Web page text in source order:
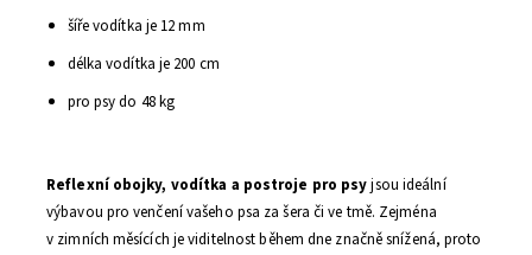
šíře vodítka je 12 mm
délka vodítka je 200 cm
pro psy do 48 kg
Reflexní obojky, vodítka a postroje pro psyjsou ideální
výbavou pro venčení vašeho psa za šera či ve tmě. Zejména
v zimních měsících je viditelnost během dne značně snížená, proto